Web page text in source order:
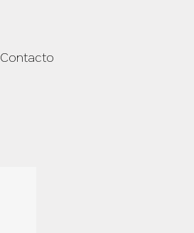
Contacto